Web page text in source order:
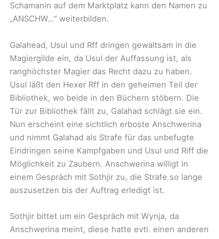
Schamanin auf dem Marktplatz kann den Namen zu
„ANSCHW…“ weiterbilden.
Galahead, Usul und Rff dringen gewaltsam in die
Magiergilde ein, da Usul der Auffassung ist, als
ranghöchster Magier das Recht dazu zu haben.
Usul läßt den Hexer Rff in den geheimen Teil der
Bibliothek, wo beide in den Büchern stöbern. Die
Tür zur Bibliothek fällt zu, Galahad schlägt sie ein.
Nun erscheint eine sichtlich erboste Anschwerina
und nimmt Galahad als Strafe für das unbefugte
Eindringen seine Kampfgaben und Usul und Riff die
Möglichkeit zu Zaubern. Anschwerina willigt in
einem Gespräch mit Sothjir zu, die Strafe so lange
auszusetzen bis der Auftrag erledigt ist.
Sothjir bittet um ein Gespräch mit Wynja, da
Anschwerina meint, diese hatte evtl. einen anderen